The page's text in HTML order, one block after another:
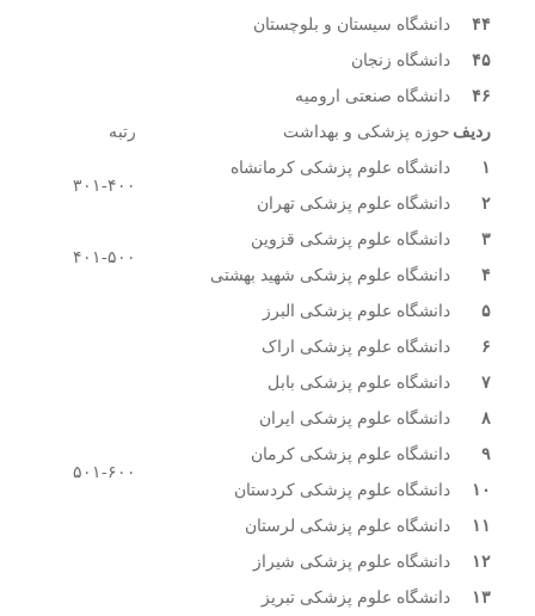
۴۴
دانشگاه سیستان و بلوچستان
۴۵
دانشگاه زنجان
۴۶
دانشگاه صنعتی ارومیه
ردیف حوزه پزشکی و بهداشت
رتبه
۱
دانشگاه علوم پزشکی کرمانشاه
۳۰۱-۴۰۰
۲
دانشگاه علوم پزشکی تهران
۳
دانشگاه علوم پزشکی قزوین
۴۰۱-۵۰۰
۴
دانشگاه علوم پزشکی شهید بهشتی
۵
دانشگاه علوم پزشکی البرز
۵۰۱-۶۰۰
۶
دانشگاه علوم پزشکی اراک
۷
دانشگاه علوم پزشکی بابل
۸
دانشگاه علوم پزشکی ایران
۹
دانشگاه علوم پزشکی کرمان
۱۰
دانشگاه علوم پزشکی کردستان
۱۱
دانشگاه علوم پزشکی لرستان
۱۲
دانشگاه علوم پزشکی شیراز
۱۳
دانشگاه علوم پزشکی تبریز